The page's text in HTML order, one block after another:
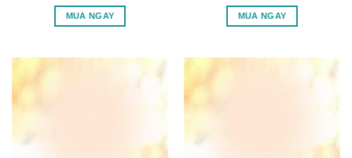
MUA NGAY MUA NGAY